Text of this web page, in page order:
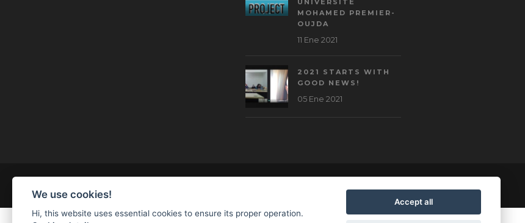
UNIVERSITÉ
MOHAMED PREMIER-
OUJDA
11 Ene 2021
2021 STARTS WITH
GOOD NEWS!
05 Ene 2021
We use cookies!
Hi, this website uses essential cookies to ensure its proper operation.
Accept all